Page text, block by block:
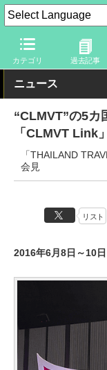
カテゴリ 過去記事
トラベル Watch 地域
ニュース
“CLMVT”の5カ
「CLMVT Link
「THAILAND
会見
リスト
2016年6月8日～10